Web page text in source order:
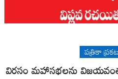
పత్రికా
విరసం మహాసభలను